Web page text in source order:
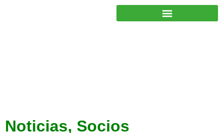
Noticias, Socios